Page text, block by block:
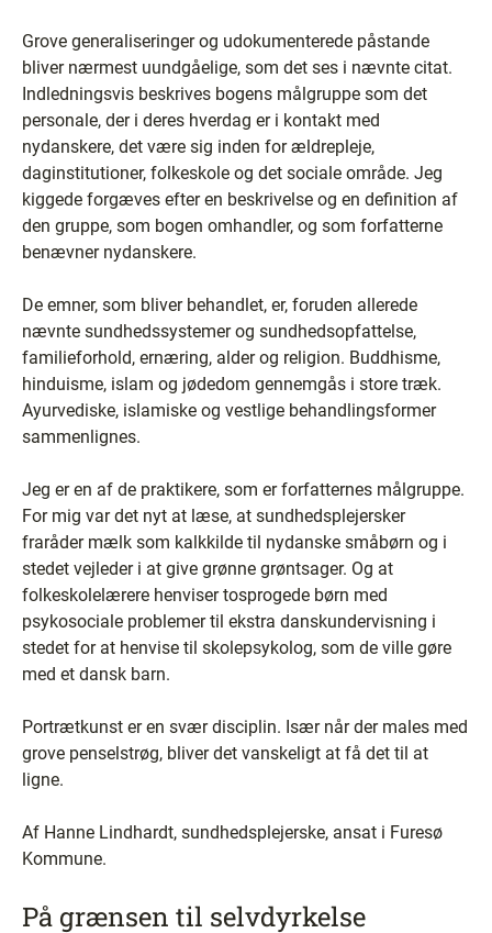
Grove generaliseringer og udokumenterede påstande
bliver nærmest uundgåelige, som det ses i nævnte citat.
Indledningsvis beskrives bogens målgruppe som det
personale, der i deres hverdag er i kontakt med
nydanskere, det være sig inden for ældrepleje,
daginstitutioner, folkeskole og det sociale område. Jeg
kiggede forgæves efter en beskrivelse og en definition af
den gruppe, som bogen omhandler, og som forfatterne
benævner nydanskere.
De emner, som bliver behandlet, er, foruden allerede
nævnte sundhedssystemer og sundhedsopfattelse,
familieforhold, ernæring, alder og religion. Buddhisme,
hinduisme, islam og jødedom gennemgås i store træk.
Ayurvediske, islamiske og vestlige behandlingsformer
sammenlignes.
Jeg er en af de praktikere, som er forfatternes målgruppe.
For mig var det nyt at læse, at sundhedsplejersker
fraråder mælk som kalkkilde til nydanske småbørn og i
stedet vejleder i at give grønne grøntsager. Og at
folkeskolelærere henviser tosprogede børn med
psykosociale problemer til ekstra danskundervisning i
stedet for at henvise til skolepsykolog, som de ville gøre
med et dansk barn.
Portrætkunst er en svær disciplin. Især når der males med
grove penselstrøg, bliver det vanskeligt at få det til at
ligne.
Af Hanne Lindhardt, sundhedsplejerske, ansat i Furesø
Kommune.
På grænsen til selvdyrkelse